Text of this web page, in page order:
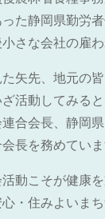
た静岡県勤労
さな会社の雇
矢先、地元の
活動してみる
合会長、静岡
長を務めていま
動こそが健康
・住みよいま